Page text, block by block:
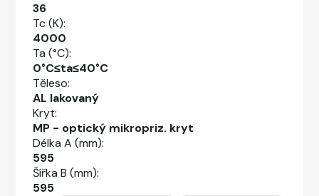
36
Tc (K):
4000
Ta (°C):
0°C≤ta≤40°C
Těleso:
AL lakovaný
Kryt:
MP - optický mikropriz. kryt
Délka A (mm):
595
Šířka B (mm):
595